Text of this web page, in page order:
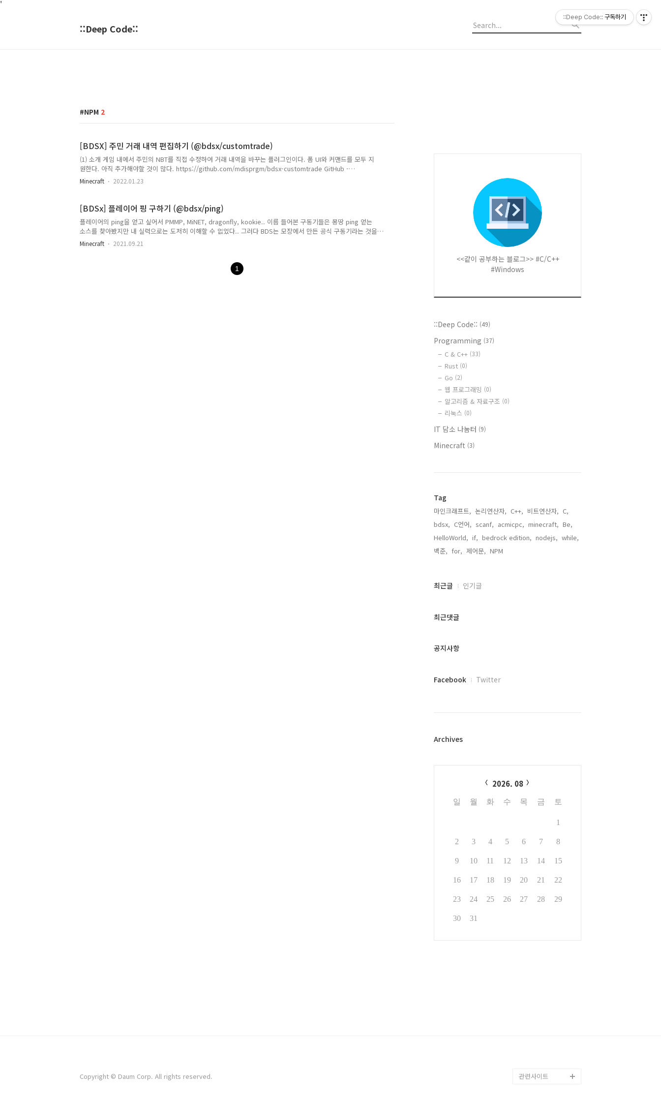
'
::Deep Code::
NPM 2
[BDSX] 주민 거래 내역 편집하기 (@bdsx/customtrade)
(1) 소개 게임 내에서 주민의 NBT를 직접 수정하여 거래 내역을 바꾸는 플러그인이다. 폼 UI와 커맨드를 모두 지
원한다. 아직 추가해야할 것이 많다. https://github.com/mdisprgm/bdsx-customtrade GitHub -
mdisprgm/bdsx-customtrade: bdsx-customtrade bdsx-customtrade. Contribute to mdisprgm/bdsx-
Minecraft 2022.01.23
[BDSx] 플레이어 핑 구하기 (@bdsx/ping)
플레이어의 ping을 얻고 싶어서 PMMP, MiNET, dragonfly, kookie.. 이름 들어본 구동기들은 몽땅 ping 얻는
소스를 찾아봤지만 내 실력으로는 도저히 이해할 수 없었다.. 그러다 BDS는 모장에서 만든 공식 구동기라는 것을
망각하고 있다가 네이티브 함수를 후킹하기로 결정.. 소스는 깃허브에 올려놨다.
Minecraft 2021.09.21
1
<<같이 공부하는 블로그>> #C/C++
#Windows
::Deep Code:: (49)
Programming (37)
C & C++ (33)
Rust (0)
Go (2)
웹 프로그래밍 (0)
알고리즘 & 자료구조 (0)
리눅스 (0)
IT 담소 나눔터 (9)
Minecraft (3)
Tag
마인크래프트, 논리연산자, C++, 비트연산자, C,
bdsx, C언어, scanf, acmicpc, minecraft, Be,
HelloWorld, if, bedrock edition, nodejs, while,
백준, for, 제어문, NPM,
최
과
글
최근글 인기글
최근댓글
공지사항
페
터
Facebook Twitter
Archives
2026. 08
일 월 화 수 목 금 토
1
2 3 4 5 6 7 8
9 10 11 12 13 14 15
16 17 18 19 20 21 22
23 24 25 26 27 28 29
30 31
Copyright © Daum Corp. All rights reserved. 관련사이트
::Deep Code:: 구독하기